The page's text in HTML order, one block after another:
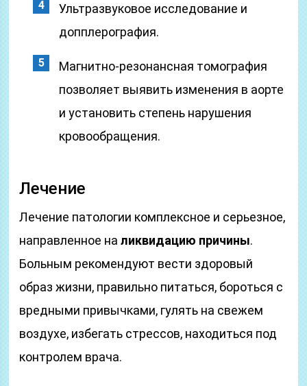
Ультразвуковое исследование и
допплерография.
Магнитно-резонансная томография
позволяет выявить изменения в аорте
и установить степень нарушения
кровообращения.
Лечение
Лечение патологии комплексное и серьезное,
направленное наликвидацию причины.
Больным рекомендуют вести здоровый
образ жизни, правильно питаться, бороться с
вредными привычками, гулять на свежем
воздухе, избегать стрессов, находиться под
контролем врача.